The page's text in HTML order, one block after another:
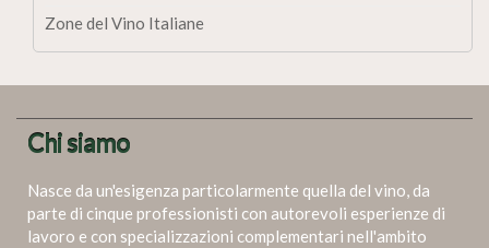
Zone del Vino Italiane
Chi siamo
Nasce da un'esigenza particolarmente quella del vino, da
parte di cinque professionisti con autorevoli esperienze di
lavoro e con specializzazioni complementari nell'ambito